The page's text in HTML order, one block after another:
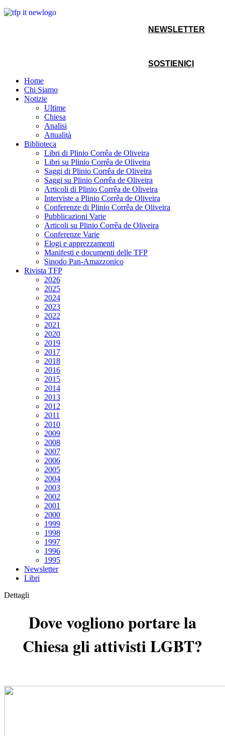
NEWSLETTER
SOSTIENICI
Home
Chi Siamo
Notizie
Ultime
Chiesa
Analisi
Attualità
Biblioteca
Libri di Plinio Corrêa de Oliveira
Libri su Plinio Corrêa de Oliveira
Saggi di Plinio Corrêa de Oliveira
Saggi su Plinio Corrêa de Oliveira
Articoli di Plinio Corrêa de Oliveira
Interviste a Plinio Corrêa de Oliveira
Conferenze di Plinio Corrêa de Oliveira
Pubblicazioni Varie
Articoli su Plinio Corrêa de Oliveira
Conferenze Varie
Elogi e apprezzamenti
Manifesti e documenti delle TFP
Sinodo Pan-Amazzonico
Rivista TFP
2026
2025
2024
2023
2022
2021
2020
2019
2017
2018
2016
2015
2014
2013
2012
2011
2010
2009
2008
2007
2006
2005
2004
2003
2002
2001
2000
1999
1998
1997
1996
1995
Newsletter
Libri
Dettagli
Dove vogliono portare la
Chiesa gli attivisti LGBT?